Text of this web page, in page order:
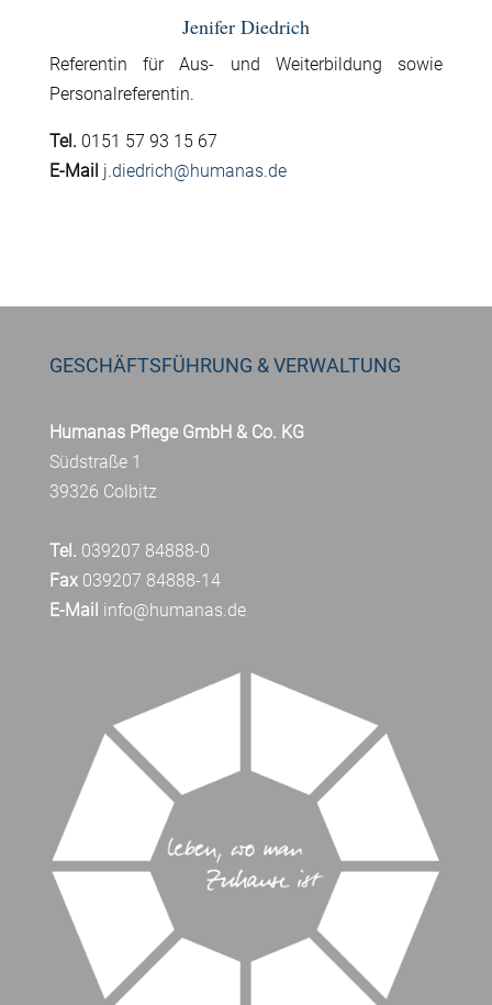
Jenifer Diedrich
Referentin für Aus- und Weiterbildung sowie
Personalreferentin.
Tel. 0151 57 93 15 67
E-Mail j.diedrich@humanas.de
GESCHÄFTSFÜHRUNG & VERWALTUNG
Humanas Pflege GmbH & Co. KG
Südstraße 1
39326 Colbitz
Tel. 039207 84888-0
Fax039207 84888-14
E-Mail info@humanas.de